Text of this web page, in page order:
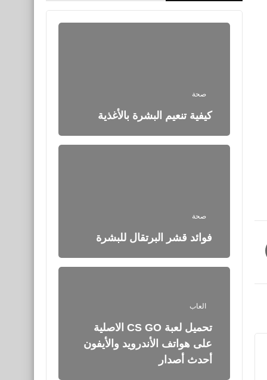
صحة
كيفية تنعيم البشرة بالأغذية
صحة
فوائد قشر البرتقال للبشرة
العاب
تحميل لعبة CS GO الاصلية
على هواتف الأندرويد والأيفون
أحدث أصدار